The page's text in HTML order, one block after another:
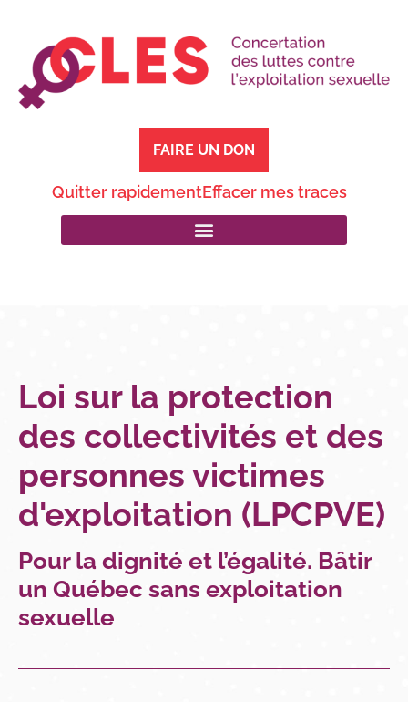
FAIRE UN DON
Quitter rapidementEffacer mes traces
Loi sur la protection
des collectivités et des
personnes victimes
d'exploitation (LPCPVE)​
Pour la dignité et l’égalité. Bâtir
un Québec sans exploitation
sexuelle